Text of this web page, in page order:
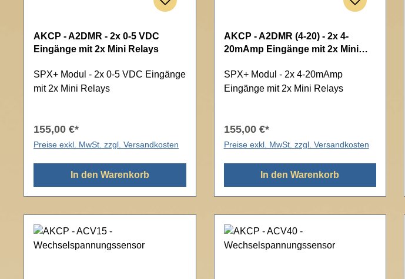
AKCP - A2DMR - 2x 0-5 VDC
Eingänge mit 2x Mini Relays
SPX+ Modul - 2x 0-5 VDC Eingänge
mit 2x Mini Relays
155,00 €*
Preise exkl. MwSt. zzgl. Versandkosten
In den Warenkorb
AKCP - A2DMR (4-20) - 2x 4-
20mAmp Eingänge mit 2x Mini
SPX+ Modul - 2x 4-20mAmp
Eingänge mit 2x Mini Relays
155,00 €*
Preise exkl. MwSt. zzgl. Versandkosten
In den Warenkorb